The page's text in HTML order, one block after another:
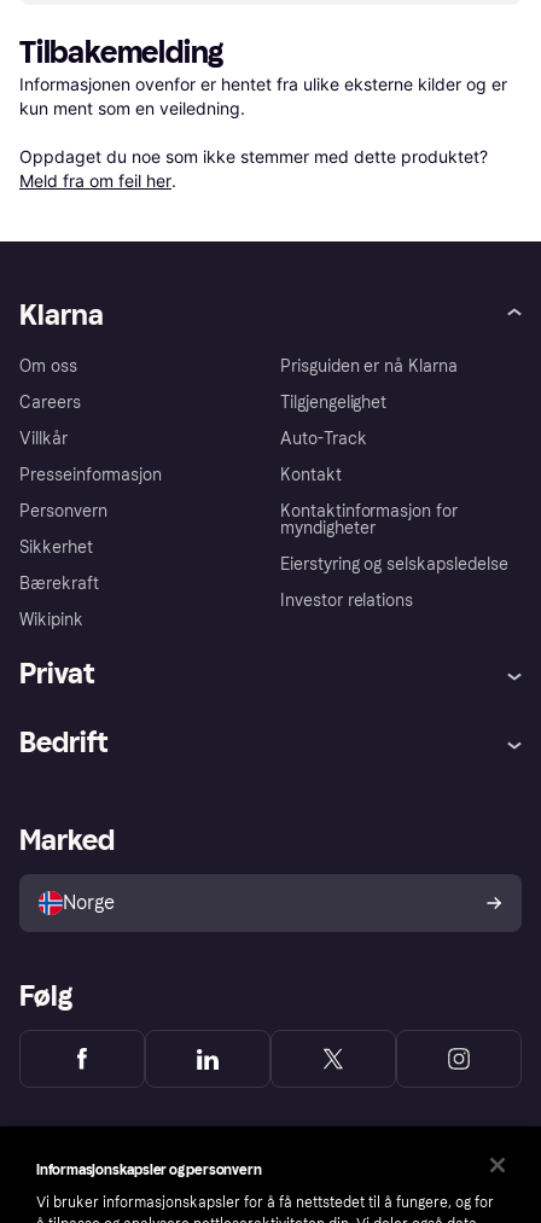
Tilbakemelding
Informasjonen ovenfor er hentet fra ulike eksterne kilder og er
kun ment som en veiledning.
Oppdaget du noe som ikke stemmer med dette produktet?
Meld fra om feil her.
Klarna
Om oss
Careers
Villkår
Presseinformasjon
Personvern
Sikkerhet
Bærekraft
Wikipink
Prisguiden er nå Klarna
Tilgjengelighet
Auto-Track
Kontakt
Kontaktinformasjon for
myndigheter
Eierstyring og selskapsledelse
Investor relations
Privat
Utforsk butikker
Bedrift
Merchant portal
Marked
Norge
Følg
Informasjonskapsler og personvern
Vi bruker informasjonskapsler for å få nettstedet til å fungere, og for